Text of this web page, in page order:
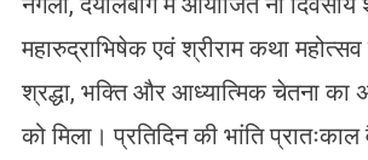
महारुद्राभिषेक एवं श्रीराम कथा
श्रद्धा, भक्ति और आध्यात्मिक चेतना
को मिला। प्रतिदिन की भांति प्रातःकाल